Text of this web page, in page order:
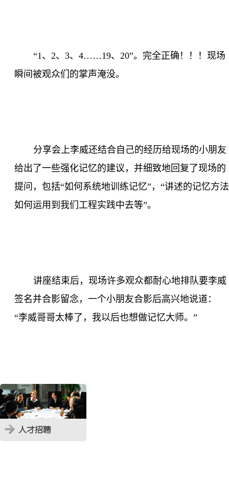
“1、2、3、4……19、20”。完全正确！！！现场
瞬间被观众们的掌声淹没。
分享会上李威还结合自己的经历给现场的小朋友
给出了一些强化记忆的建议，并细致地回复了现场的
提问，包括“如何系统地训练记忆”，“讲述的记忆方法
如何运用到我们工程实践中去等”。
讲座结束后，现场许多观众都耐心地排队要李威
签名并合影留念，一个小朋友合影后高兴地说道：
“李威哥哥太棒了，我以后也想做记忆大师。”